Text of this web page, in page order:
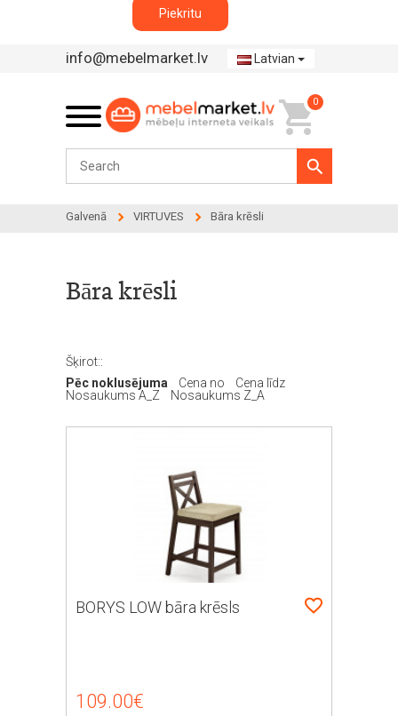
Piekritu
info@mebelmarket.lv Latvian
0
Galvenā VIRTUVES Bāra krēsli
Bāra krēsli
Šķirot::
Pēc noklusējuma
Cena no
Cena līdz
Nosaukums A_Z
Nosaukums Z_A
BORYS LOW bāra krēsls
109.00€